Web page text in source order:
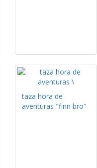
taza hora de
aventuras "finn bro"